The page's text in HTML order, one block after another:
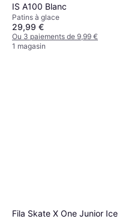
IS A100 Blanc
Patins à glace
29,99 €
Ou 3 paiements de 9,99 €
1 magasin
Fila Skate X One Junior Ice